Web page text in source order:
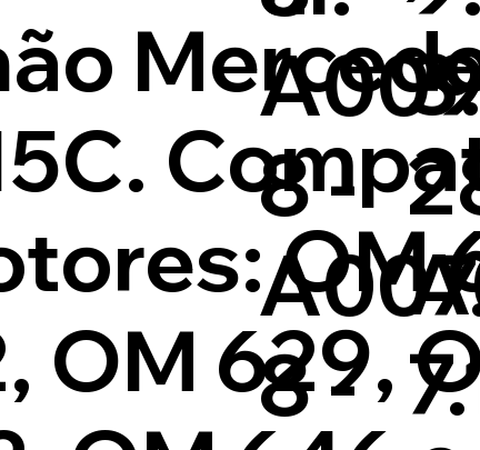
OM
OM 629,
8 -
8 -